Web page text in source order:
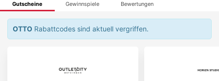
Gutscheine Gewinnspiele Bewertungen
OTTO Rabattcodes sind aktuell vergriffen.